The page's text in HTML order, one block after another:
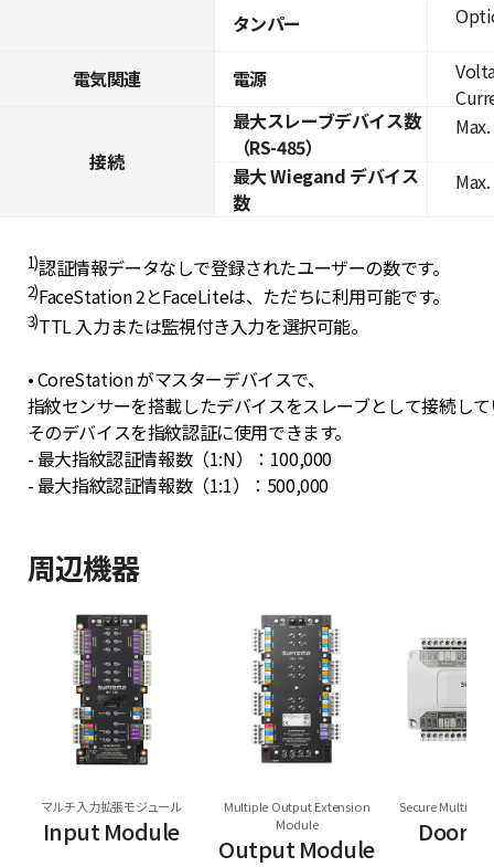
タンパー
電気関連 電源
接続
最大スレーブデバイス数
（RS-485）
最大 Wiegand デバイス
数
1)認証情報データなしで登録されたユーザーの数です。
2)FaceStation 2とFaceLiteは、ただちに利用可能です。
3)TTL 入力または監視付き入力を選択可能。
• CoreStation がマスターデバイスで、
指紋センサーを搭載したデバイスをスレーブとして接続し
そのデバイスを指紋認証に使用できます。
- 最大指紋認証情報数（1:N）：100,000
- 最大指紋認証情報数（1:1）：500,000
周辺機器
マルチ入力拡張モジュール
Input Module
Multiple Output Extension
Module
Output Module
Secure Multi
Door